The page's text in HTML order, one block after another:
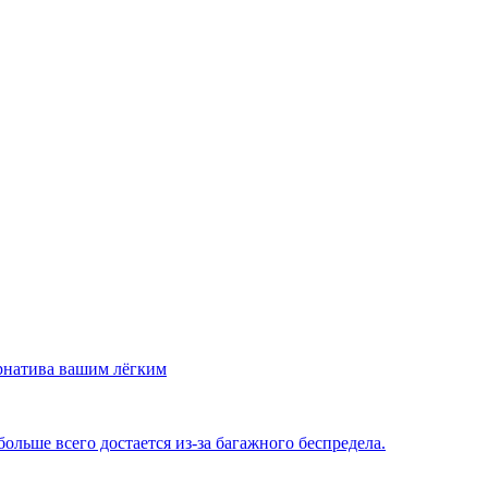
вашим лёгким
всего достается из-за багажного беспредела.